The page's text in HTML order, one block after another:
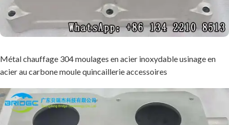
Métal chauffage 304 moulages en acier inoxydable usinage en
acier au carbone moule quincaillerie accessoires